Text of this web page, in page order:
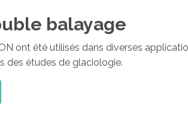
balayage
ont été utilisés dans diverses
des études de glaciologie.